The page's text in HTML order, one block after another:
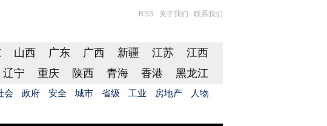
RSS 关于我们 联系我们
山西 广东 广西 新疆 江苏
江西
辽宁 重庆 陕西 青海 香港 黑龙江
会 政府 安全 城市 省级 工业 房地产 人物